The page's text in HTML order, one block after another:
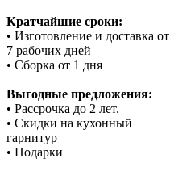
Кратчайшие сроки:
• Изготовление и доставка от
7 рабочих дней
• Сборка от 1 дня
Выгодные предложения:
• Рассрочка до 2 лет.
• Скидки на кухонный
гарнитур
• Подарки